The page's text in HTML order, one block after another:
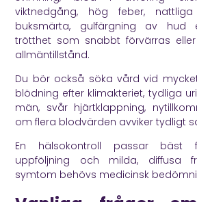
viktnedgång, hög feber,
buksmärta, gulfärgning av hud
trötthet som snabbt förvärras
allmäntillstånd.
Du bör också söka vård vid
blödning efter klimakteriet, tydliga
män, svår hjärtklappning,
om flera blodvärden avviker tydligt
En hälsokontroll passar bäst
uppföljning och milda, diffusa
symtom behövs medicinsk